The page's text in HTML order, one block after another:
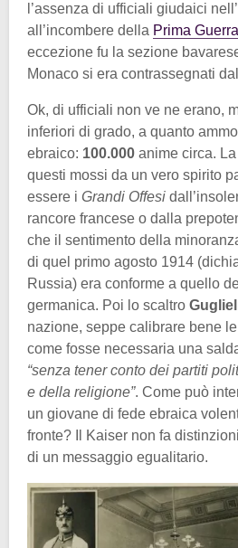
l’assenza di ufficiali giudaici
all’incombere della Prima
eccezione fu la sezione
Monaco si era contrassegnati
Ok, di ufficiali non ve ne erano,
inferiori di grado, a quanto
ebraico: 100.000 anime circa.
questi mossi da un vero spirito
essere i Grandi Offesi
rancore francese o dalla
che il sentimento della
di quel primo agosto 1914
Russia) era conforme a quello
germanica. Poi lo scaltro
nazione, seppe calibrare bene
come fosse necessaria una
“senza tener conto dei partiti
e della religione”. Come può
un giovane di fede ebraica
fronte? Il Kaiser non fa
di un messaggio egualitario.